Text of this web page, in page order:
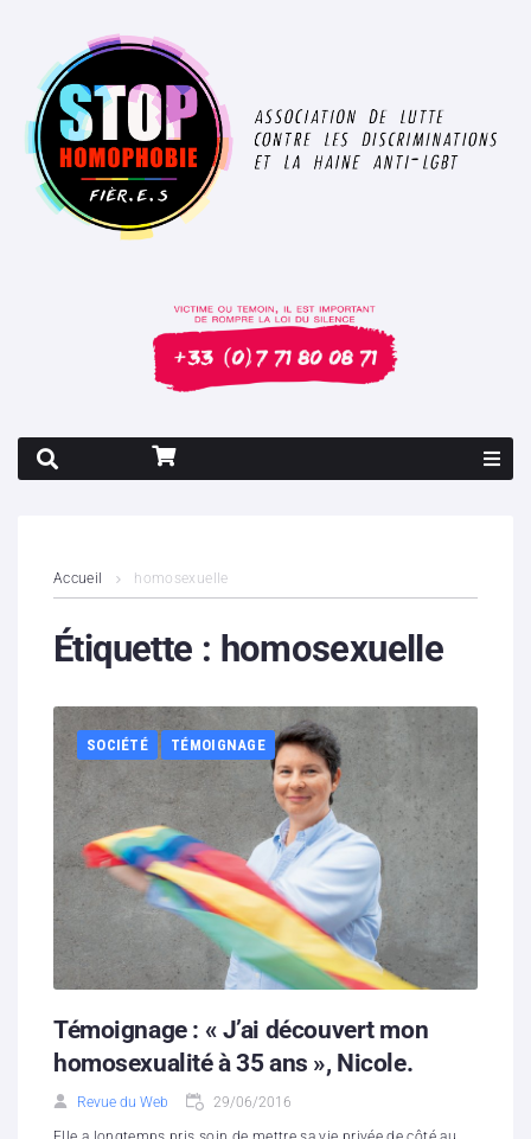
Contenus litigieux
Boutique
Partenaires
Contacts
Hébergement solidaire
Accueil homosexuelle
Étiquette : homosexuelle
SOCIÉTÉ TÉMOIGNAGE
Témoignage : « J’ai découvert mon
homosexualité à 35 ans », Nicole.
Revue du Web 29/06/2016